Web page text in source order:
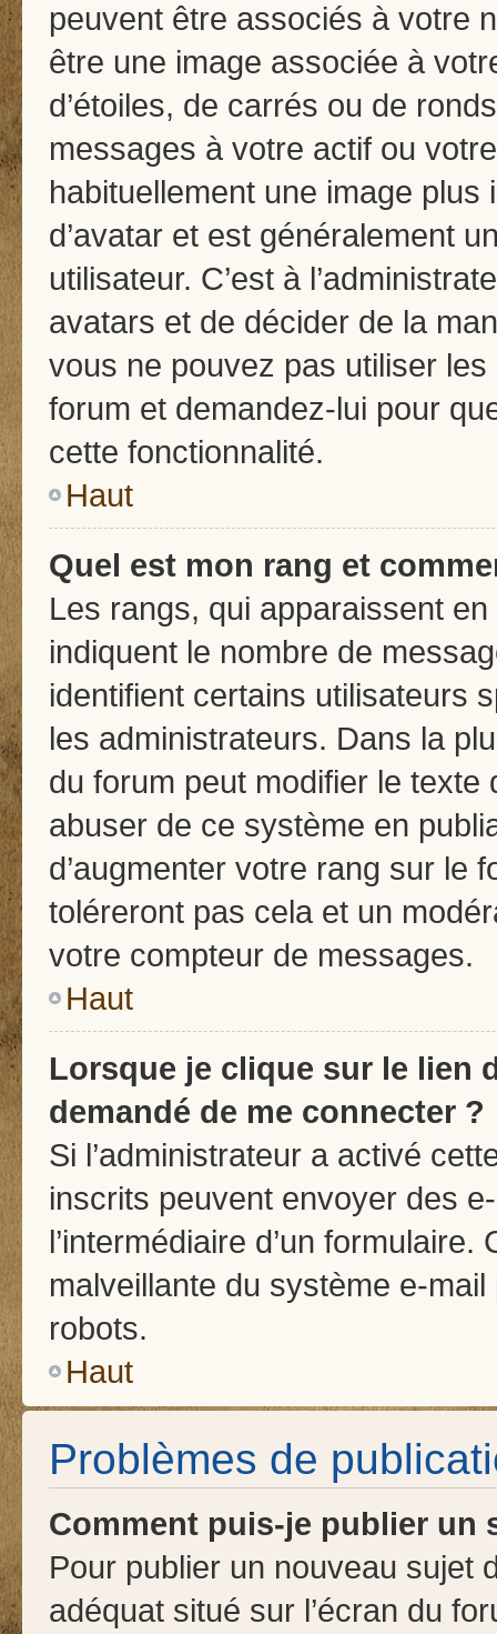
peuvent être associés à votre
être une image associée à
d’étoiles, de carrés ou de
messages à votre actif ou
habituellement une image
d’avatar et est généralement
utilisateur. C’est à
avatars et de décider de la
vous ne pouvez pas utiliser
forum et demandez-lui pour
cette fonctionnalité.
Haut
Quel est mon rang et
Les rangs, qui apparaissent
indiquent le nombre de
identifient certains utilisateurs
les administrateurs. Dans la
du forum peut modifier le
abuser de ce système en
d’augmenter votre rang sur le
toléreront pas cela et un
votre compteur de messages.
Haut
Lorsque je clique sur le lien
demandé de me connecter ?
Si l’administrateur a activé
inscrits peuvent envoyer des
l’intermédiaire d’un
malveillante du système e-
robots.
Haut
Problèmes de
Comment puis-je publier un
Pour publier un nouveau sujet
adéquat situé sur l’écran du